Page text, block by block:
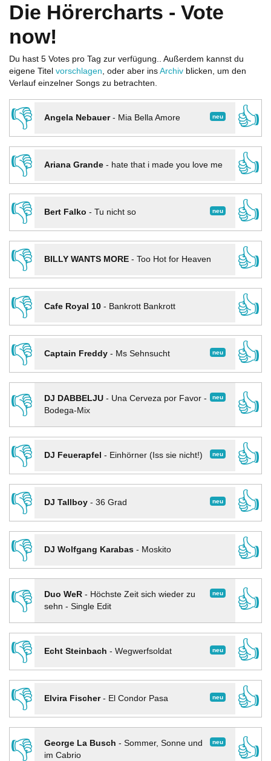
Die Hörercharts - Vote
now!
Du hast 5 Votes pro Tag zur verfügung.. Außerdem kannst du
eigene Titel vorschlagen, oder aber ins Archiv blicken, um den
Verlauf einzelner Songs zu betrachten.
👎 neu
Angela Nebauer- Mia Bella Amore
👍
👎
Ariana Grande- hate that i made you love me
👍
👎
neu
Bert Falko - Tu nicht so
👍
👎
BILLY WANTS MORE- Too Hot for Heaven
👍
👎
Cafe Royal 10- Bankrott Bankrott
👍
👎
neu
Captain Freddy- Ms Sehnsucht
👍
👎
neu
DJ DABBELJU- Una Cerveza por Favor -
Bodega-Mix
👍
👎
neu
DJ Feuerapfel - Einhörner (Iss sie nicht!)
👍
👎
neu
DJ Tallboy- 36 Grad
👍
👎
DJ Wolfgang Karabas- Moskito
👍
👎
neu
Duo WeR- Höchste Zeit sich wieder zu
sehn - Single Edit
👍
👎
neu
Echt Steinbach - Wegwerfsoldat
👍
👎
neu
Elvira Fischer- El Condor Pasa
👍
👎
neu
George La Busch - Sommer, Sonne und
im Cabrio
👍